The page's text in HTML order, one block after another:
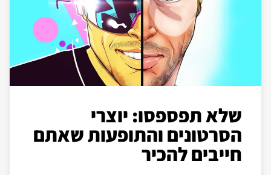
שלא תפספסו: יוצרי
הסרטונים והתופעות שאתם
חייבים להכיר